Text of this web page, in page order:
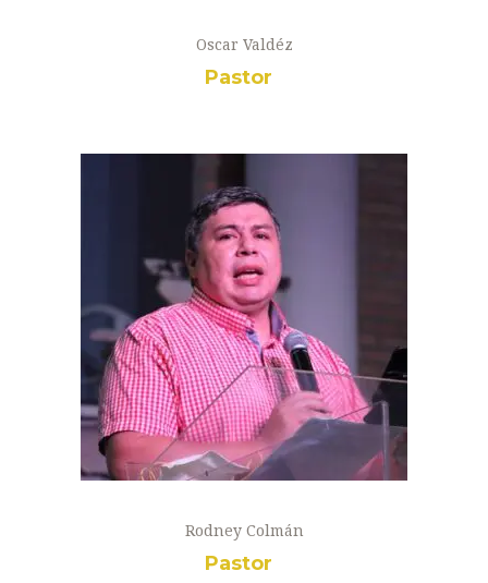
Oscar Valdéz
Pastor
Rodney Colmán
Pastor